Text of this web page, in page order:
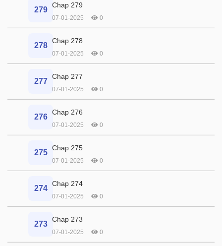
279
Chap 279
07-01-2025 0
278
Chap 278
07-01-2025 0
277
Chap 277
07-01-2025 0
276
Chap 276
07-01-2025 0
275
Chap 275
07-01-2025 0
274
Chap 274
07-01-2025 0
273
Chap 273
07-01-2025 0